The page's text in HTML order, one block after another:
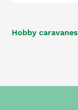
Hobby caravanes